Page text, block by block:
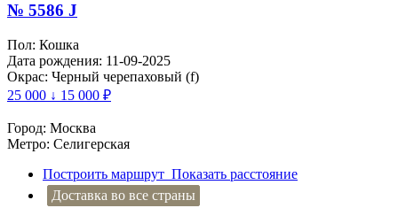
№ 5586 J
Пол: Кошка
Дата рождения: 11-09-2025
Окрас: Черный черепаховый (f)
25 000 ↓ 15 000 ₽
Город: Москва
Метро: Селигерская
Построить маршрут Показать расстояние
Доставка во все страны